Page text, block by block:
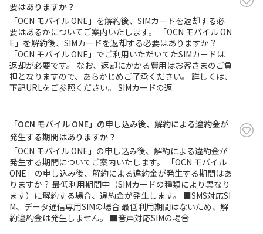
要はありますか？
「OCN モバイル ONE」を解約後、SIMカードを返却する必
要はあるかについてご案内いたします。 「OCN モバイル ON
E」を解約後、SIMカードを返却する必要はありますか？
「OCN モバイル ONE」でご利用いただいてたSIMカードは
返却が必要です。 なお、返却にかかる費用はお客さまのご負
担となりますので、あらかじめご了承ください。 詳しくは、
下記URLをご参照ください。 SIMカードの返
「OCN モバイル ONE」の申し込み後、解約による違約金が
発生する期間はありますか？
「OCN モバイル ONE」の申し込み後、解約による違約金が
発生する期間についてご案内いたします。 「OCN モバイル
ONE」の申し込み後、解約による違約金が発生する期間はあ
りますか？ 最低利用期間中（SIMカードの種類により異なり
ます）に解約する場合、違約金が発生します。 ■SMS対応SI
M、データ通信専用SIMの場合 最低利用期間はないため、解
約違約金は発生しません。 ■音声対応SIMの場合